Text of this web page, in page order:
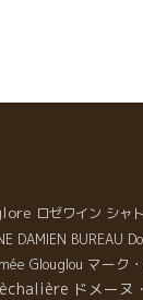
ロゼワイン シャ
DAMIEN BUREAU
Glouglou マーク
ドメーヌ